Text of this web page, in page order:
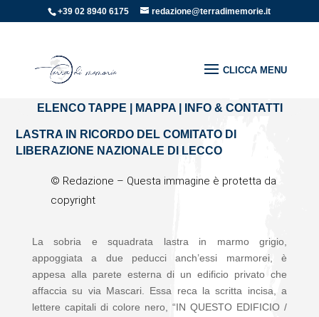
+39 02 8940 6175 redazione@terradimemorie.it
Home»Regioni d'italia
LASTRA IN RICORDO
DEL COMITATO DI LIBERAZIONE NAZIONALE DI LECCO
ELENCO TAPPE MAPPA| INFO & CONTATTI
LASTRA IN RICORDO DEL COMITATO DI
LIBERAZIONE NAZIONALE DI LECCO
© Redazione – Questa immagine è protetta da
copyright
La sobria e squadrata lastra in marmo grigio,
appoggiata a due peducci anch’essi marmorei, è
appesa alla parete esterna di un edificio privato che
affaccia su via Mascari. Essa reca la scritta incisa, a
lettere capitali di colore nero, “IN QUESTO EDIFICIO /